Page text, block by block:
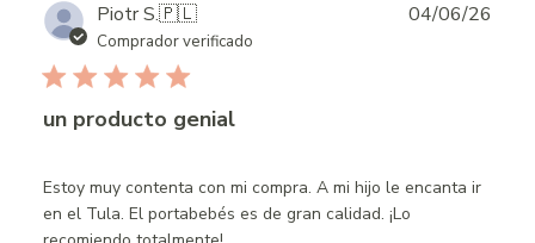
Piotr S.🇵🇱
Comprador verificado
un producto genial
Estoy muy contenta con mi compra. A mi hijo le encanta ir
en el Tula. El portabebés es de gran calidad. ¡Lo
04/06/26